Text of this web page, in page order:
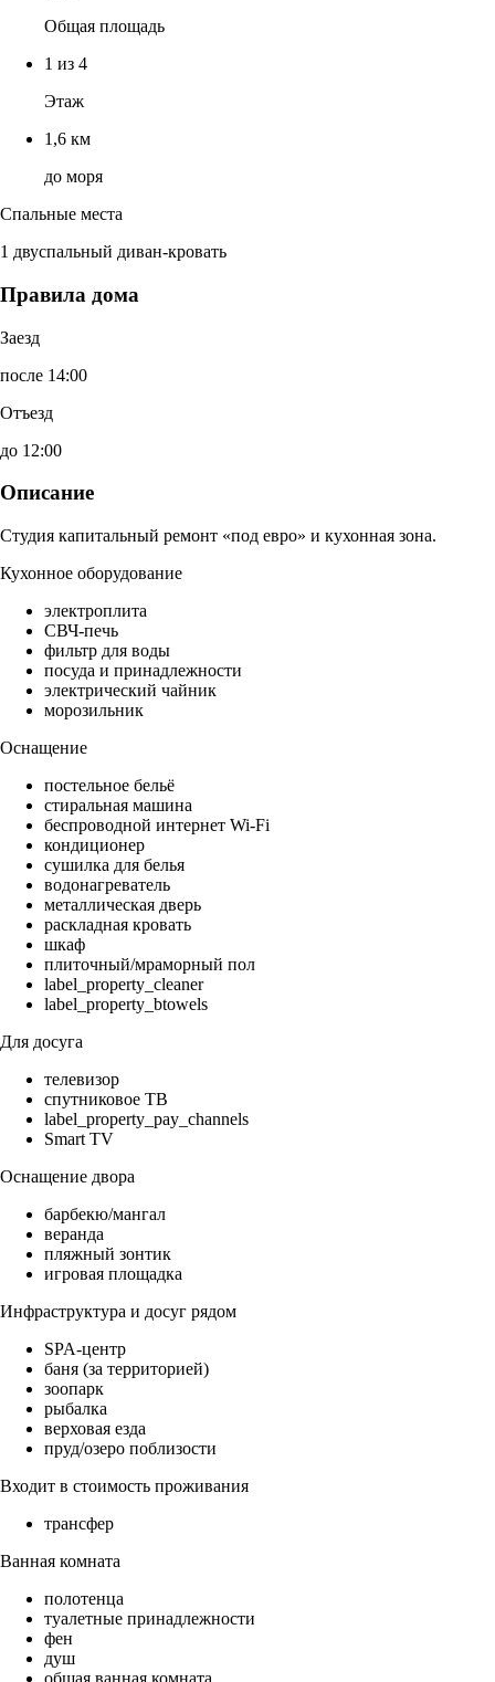
Общая площадь
1 из 4
Этаж
1,6 км
до моря
Спальные места
1 двуспальный диван-кровать
Правила дома
Заезд
после 14:00
Отъезд
до 12:00
Описание
Студия капитальный ремонт «под евро» и кухонная зона.
Кухонное оборудование
электроплита
СВЧ-печь
фильтр для воды
посуда и принадлежности
электрический чайник
морозильник
Оснащение
постельное бельё
стиральная машина
беспроводной интернет Wi-Fi
кондиционер
сушилка для белья
водонагреватель
металлическая дверь
раскладная кровать
шкаф
плиточный/мраморный пол
label_property_cleaner
label_property_btowels
Для досуга
телевизор
спутниковое ТВ
label_property_pay_channels
Smart TV
Оснащение двора
барбекю/мангал
веранда
пляжный зонтик
игровая площадка
Инфраструктура и досуг рядом
SPA-центр
баня (за территорией)
зоопарк
рыбалка
верховая езда
пруд/озеро поблизости
Входит в стоимость проживания
трансфер
Ванная комната
полотенца
туалетные принадлежности
фен
душ
общая ванная комната